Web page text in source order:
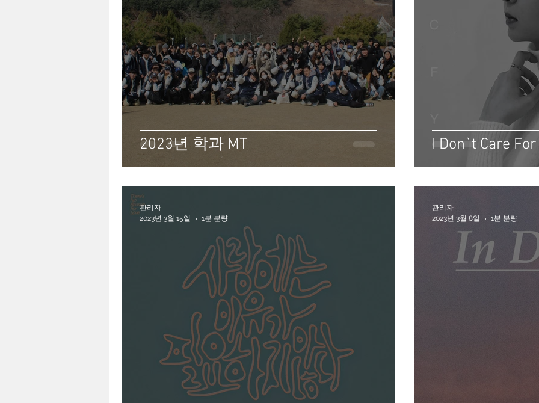
2023년 학과 MT I Don`t Care
관리자
2023년 3월 15일
1분 분량
관리자
2023년 3월 8일
1분 분량